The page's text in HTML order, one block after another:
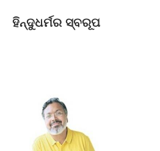
ହିନ୍ଦୁଧର୍ମର ସ୍ବରୂପ